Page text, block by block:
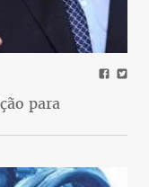
para